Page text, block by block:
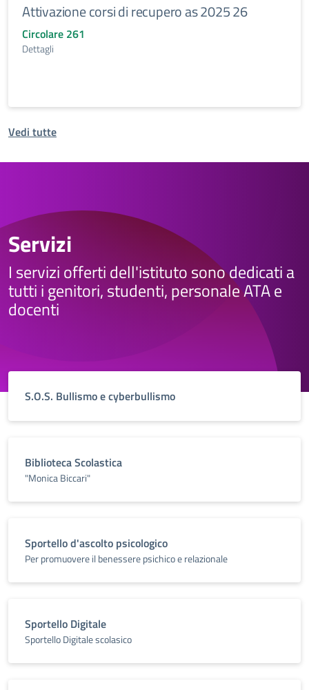
Attivazione corsi di recupero as 2025 26
Circolare 261
Dettagli
Vedi tutte
Servizi
I servizi offerti dell'istituto sono dedicati a
tutti i genitori, studenti, personale ATA e
docenti
S.O.S. Bullismo e cyberbullismo
Biblioteca Scolastica
"Monica Biccari"
Sportello d'ascolto psicologico
Per promuovere il benessere psichico e relazionale
Sportello Digitale
Sportello Digitale scolasico